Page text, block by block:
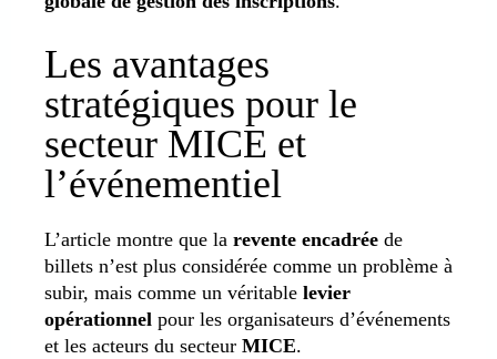
Les avantages
stratégiques pour le
secteur MICE et
l’événementiel
L’article montre que la revente encadrée de
billets n’est plus considérée comme un problème à
subir, mais comme un véritable levier
opérationnel pour les organisateurs d’événements
et les acteurs du secteur MICE.